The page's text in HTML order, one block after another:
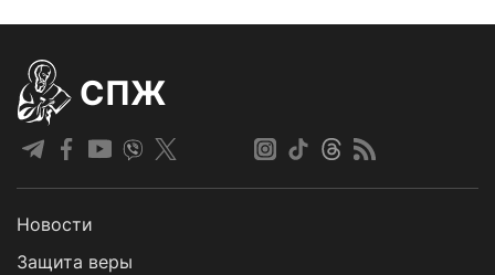
СПЖ
Новости
Защита веры